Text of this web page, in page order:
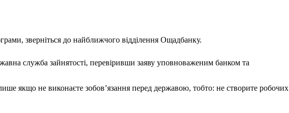
зверніться до найближчого відділення Ощадбанку.
служба зайнятості, перевіривши заяву уповноваженим банком та
якщо не виконаєте зобов’язання перед державою, тобто: не створите робочих